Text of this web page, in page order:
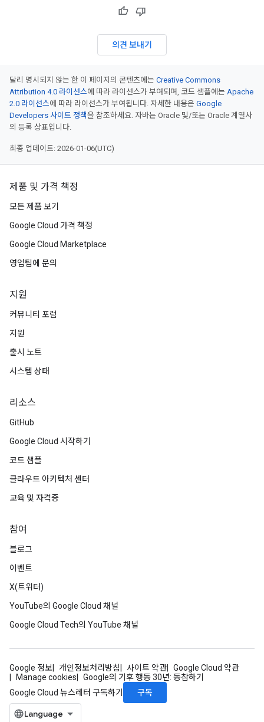
의견 보내기
달리 명시되지 않는 한 이 페이지의 콘텐츠에는 Creative Commons
Attribution 4.0 라이선스에 따라 라이선스가 부여되며, 코드 샘플에는 Apache
2.0 라이선스에 따라 라이선스가 부여됩니다. 자세한 내용은 Google
Developers 사이트 정책을 참조하세요. 자바는 Oracle 및/또는 Oracle 계열사
의 등록 상표입니다.
최종 업데이트: 2026-01-06(UTC)
제품 및 가격 책정
모든 제품 보기
Google Cloud 가격 책정
Google Cloud Marketplace
영업팀에 문의
지원
커뮤니티 포럼
지원
출시 노트
시스템 상태
리소스
GitHub
Google Cloud 시작하기
코드 샘플
클라우드 아키텍처 센터
교육 및 자격증
참여
블로그
이벤트
X(트위터)
YouTube의 Google Cloud 채널
Google Cloud Tech의 YouTube 채널
Google 정보 개인정보처리방침 사이트 약관
Google Cloud 약관
Manage cookies
Google의 기후 행동 30년: 동참하기
Google Cloud 뉴스레터 구독하기
구독